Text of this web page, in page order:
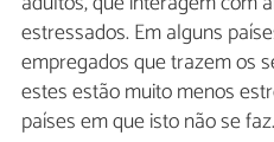
estressados. Em alguns
empregados que trazem os
estes estão muito menos
países em que isto não se faz.